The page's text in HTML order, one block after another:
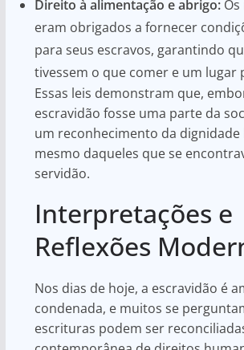
Direito à alimentação e abrigo:Os
eram obrigados a fornecer
para seus escravos, garantindo
tivessem o que comer e um lugar
Essas leis demonstram que,
escravidão fosse uma parte da
um reconhecimento da dignidade
mesmo daqueles que se
servidão.
Interpretações e
Reflexões
Nos dias de hoje, a escravidão é
condenada, e muitos se
escrituras podem ser